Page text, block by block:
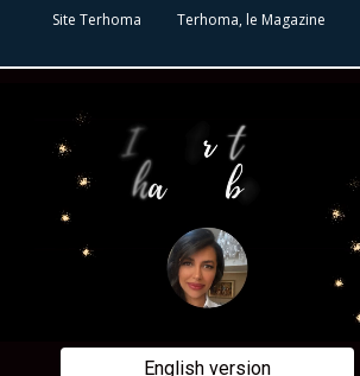
Site Terhoma Terhoma, le Magazine
English version